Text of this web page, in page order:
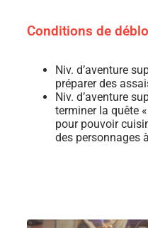
Conditions de
Niv. d’aventure
préparer des
Niv. d’aventure
terminer la quête
pour pouvoir
des personnages